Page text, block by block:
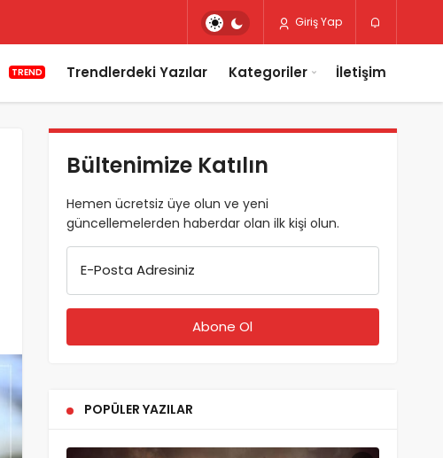
Giriş Yap
TREND Trendlerdeki Yazılar Kategoriler İletişim
Bültenimize Katılın
Hemen ücretsiz üye olun ve yeni
güncellemelerden haberdar olan ilk kişi olun.
E-Posta Adresiniz
POPÜLER YAZILAR